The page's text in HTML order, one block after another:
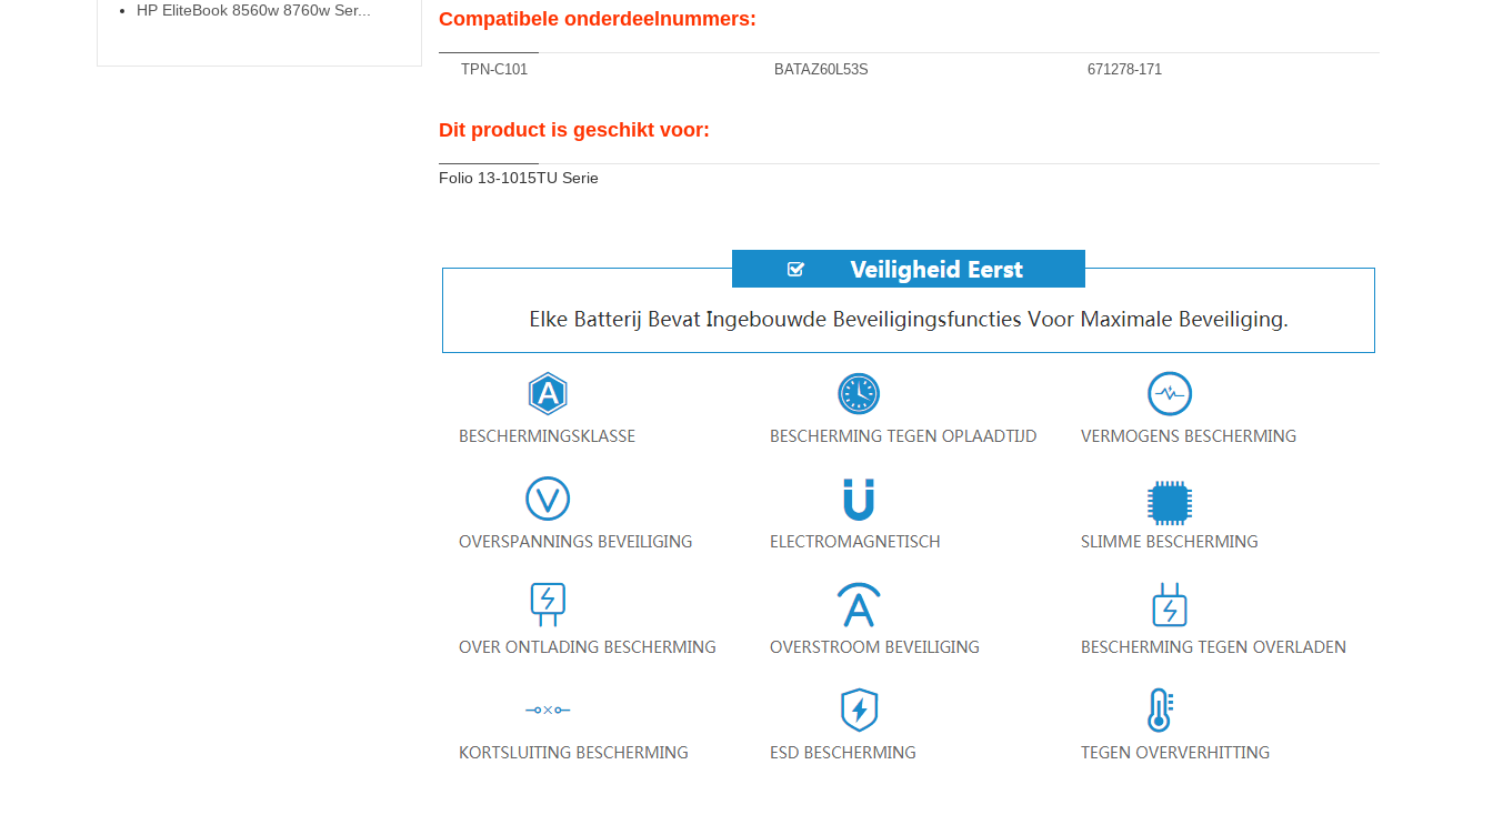
HP EliteBook 8560w 8760w Ser...
Compatibele onderdeelnummers:
TPN-C101 BATAZ60L53S 671278-171
Dit product is geschikt voor:
Folio 13-1015TU Serie